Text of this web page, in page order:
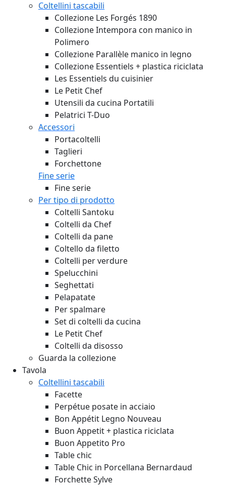
Coltellini tascabili
Collezione Les Forgés 1890
Collezione Intempora con manico in
Polimero
Collezione Parallèle manico in legno
Collezione Essentiels + plastica riciclata
Les Essentiels du cuisinier
Le Petit Chef
Utensili da cucina Portatili
Pelatrici T-Duo
Accessori
Portacoltelli
Taglieri
Forchettone
Fine serie
Fine serie
Per tipo di prodotto
Coltelli Santoku
Coltelli da Chef
Coltelli da pane
Coltello da filetto
Coltelli per verdure
Spelucchini
Seghettati
Pelapatate
Per spalmare
Set di coltelli da cucina
Le Petit Chef
Coltelli da disosso
Guarda la collezione
Tavola
Coltellini tascabili
Facette
Perpétue posate in acciaio
Bon Appétit Legno Nouveau
Buon Appetit + plastica riciclata
Buon Appetito Pro
Table chic
Table Chic in Porcellana Bernardaud
Forchette Sylve